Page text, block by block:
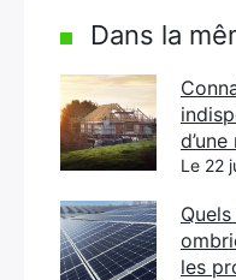
Dans la
Le 22
les